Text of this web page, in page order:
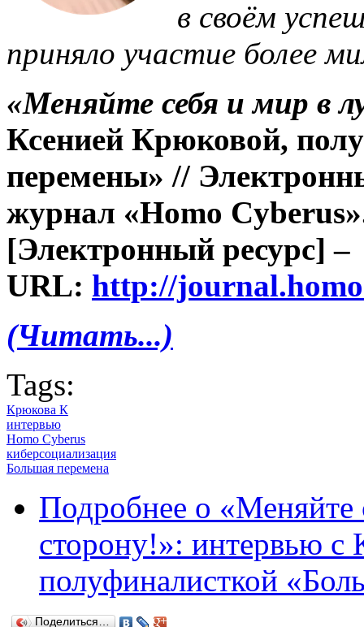
в своём
приняло участие более
«Меняйте себя и мир в
Ксенией Крюковой,
перемены» //
журнал «Homo
[Электронный ресурс]–
URL: http://
(Читать...)
Tags:
Крюкова К
интервью
Homo Cyberus
киберсоциализация
Большая перемена
Подробнее о
сторону!»: интервью с
полуфиналисткой
Поделиться…